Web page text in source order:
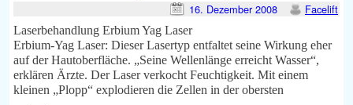
16. Dezember 2008 Facelift
Laserbehandlung Erbium Yag Laser
Erbium-Yag Laser: Dieser Lasertyp entfaltet seine Wirkung eher
auf der Hautoberfläche. „Seine Wellenlänge erreicht Wasser“,
erklären Ärzte. Der Laser verkocht Feuchtigkeit. Mit einem
kleinen „Plopp“ explodieren die Zellen in der obersten